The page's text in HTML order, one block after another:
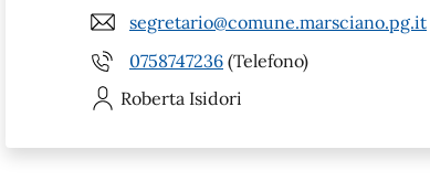
segretario@comune.marsciano.pg.it
0758747236 (Telefono)
Roberta Isidori